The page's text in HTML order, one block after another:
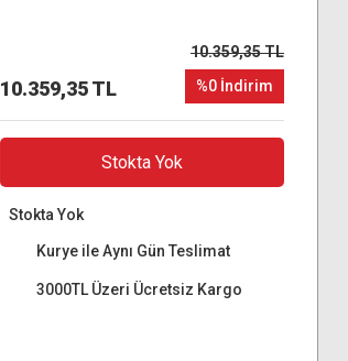
10.359,35 TL
10.359,35 TL
%0 İndirim
Stokta Yok
Stokta Yok
Kurye ile Aynı Gün Teslimat
3000TL Üzeri Ücretsiz Kargo